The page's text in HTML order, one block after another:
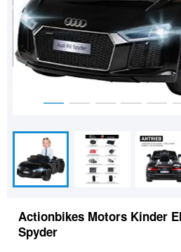
Actionbikes Motors Kinder
Spyder